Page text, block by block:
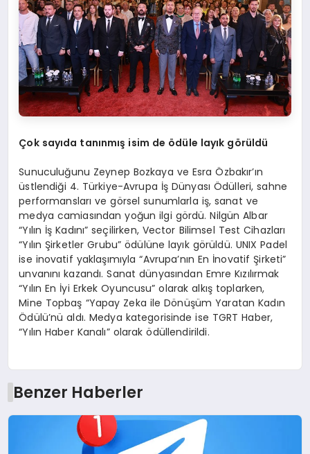
Çok sayıda tanınmış isim de ödüle layık görüldü
Sunuculuğunu Zeynep Bozkaya ve Esra Özbakır’ın
üstlendiği 4. Türkiye-Avrupa İş Dünyası Ödülleri, sahne
performansları ve görsel sunumlarla iş, sanat ve
medya camiasından yoğun ilgi gördü. Nilgün Albar
“Yılın İş Kadını” seçilirken, Vector Bilimsel Test Cihazları
“Yılın Şirketler Grubu” ödülüne layık görüldü. UNIX Padel
ise inovatif yaklaşımıyla “Avrupa’nın En İnovatif Şirketi”
unvanını kazandı. Sanat dünyasından Emre Kızılırmak
“Yılın En İyi Erkek Oyuncusu” olarak alkış toplarken,
Mine Topbaş “Yapay Zeka ile Dönüşüm Yaratan Kadın
Ödülü’nü aldı. Medya kategorisinde ise TGRT Haber,
“Yılın Haber Kanalı” olarak ödüllendirildi.
Benzer Haberler